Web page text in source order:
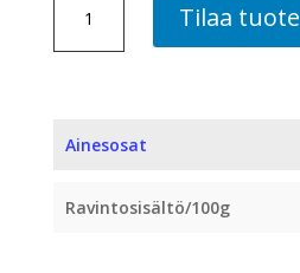
MAUSTESEOS,
7
Tilaa tuote
Ainesosat
Ravintosisältö/100g